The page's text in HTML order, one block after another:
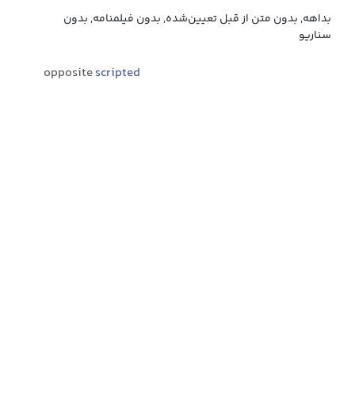
بداهه, بدون متن از قبل تعیین‌شده, بدون فیلمنامه, بدون
سناریو
oppositescripted